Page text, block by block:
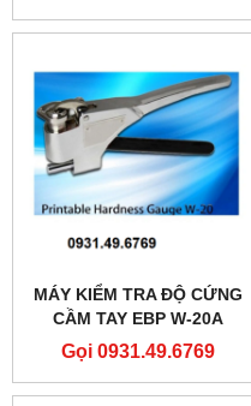
MÁY KIỂM TRA ĐỘ CỨNG
CẦM TAY EBP W-20A
Gọi 0931.49.6769